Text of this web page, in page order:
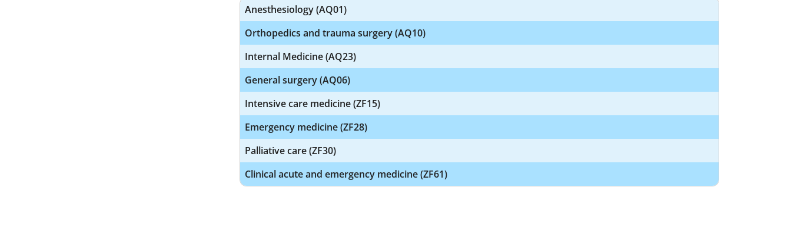
Anesthesiology (AQ01)
Orthopedics and trauma surgery (AQ10)
Internal Medicine (AQ23)
General surgery (AQ06)
Intensive care medicine (ZF15)
Emergency medicine (ZF28)
Palliative care (ZF30)
Clinical acute and emergency medicine (ZF61)